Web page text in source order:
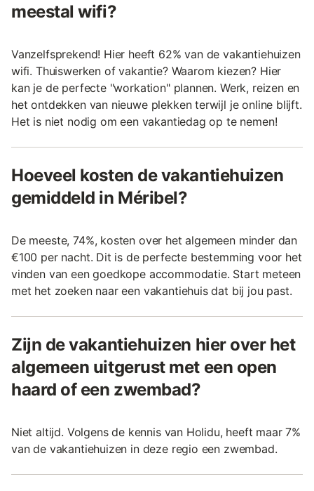
meestal wifi?
Vanzelfsprekend! Hier heeft 62% van de vakantiehuizen
wifi. Thuiswerken of vakantie? Waarom kiezen? Hier
kan je de perfecte "workation" plannen. Werk, reizen en
het ontdekken van nieuwe plekken terwijl je online blijft.
Het is niet nodig om een vakantiedag op te nemen!
Hoeveel kosten de vakantiehuizen
gemiddeld in Méribel?
De meeste, 74%, kosten over het algemeen minder dan
€100 per nacht. Dit is de perfecte bestemming voor het
vinden van een goedkope accommodatie. Start meteen
met het zoeken naar een vakantiehuis dat bij jou past.
Zijn de vakantiehuizen hier over het
algemeen uitgerust met een open
haard of een zwembad?
Niet altijd. Volgens de kennis van Holidu, heeft maar 7%
van de vakantiehuizen in deze regio een zwembad.